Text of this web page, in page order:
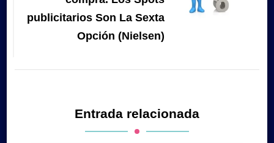
publicitarios Son La Sexta
Opción (Nielsen)
Entrada relacionada